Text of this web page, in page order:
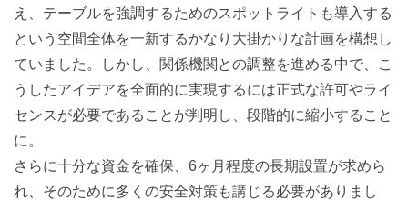
え、テーブルを強調するためのスポットライトも導入する
という空間全体を一新するかなり大掛かりな計画を構想し
ていました。しかし、関係機関との調整を進める中で、こ
うしたアイデアを全面的に実現するには正式な許可やライ
センスが必要であることが判明し、段階的に縮小すること
に。
さらに十分な資金を確保、6ヶ月程度の長期設置が求めら
れ、そのために多くの安全対策も講じる必要がありまし